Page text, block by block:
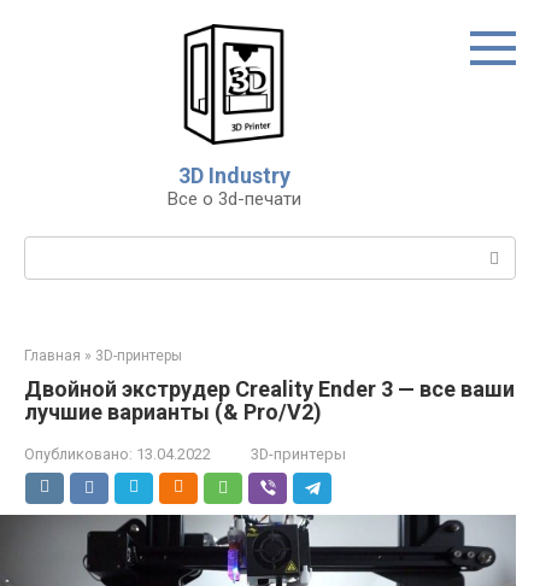
3D Industry
Все о 3d-печати
Поиск:
Главная » 3D-принтеры
Двойной экструдер Creality Ender 3 — все ваши
лучшие варианты (& Pro/V2)
Опубликовано: 13.04.2022 3D-принтеры